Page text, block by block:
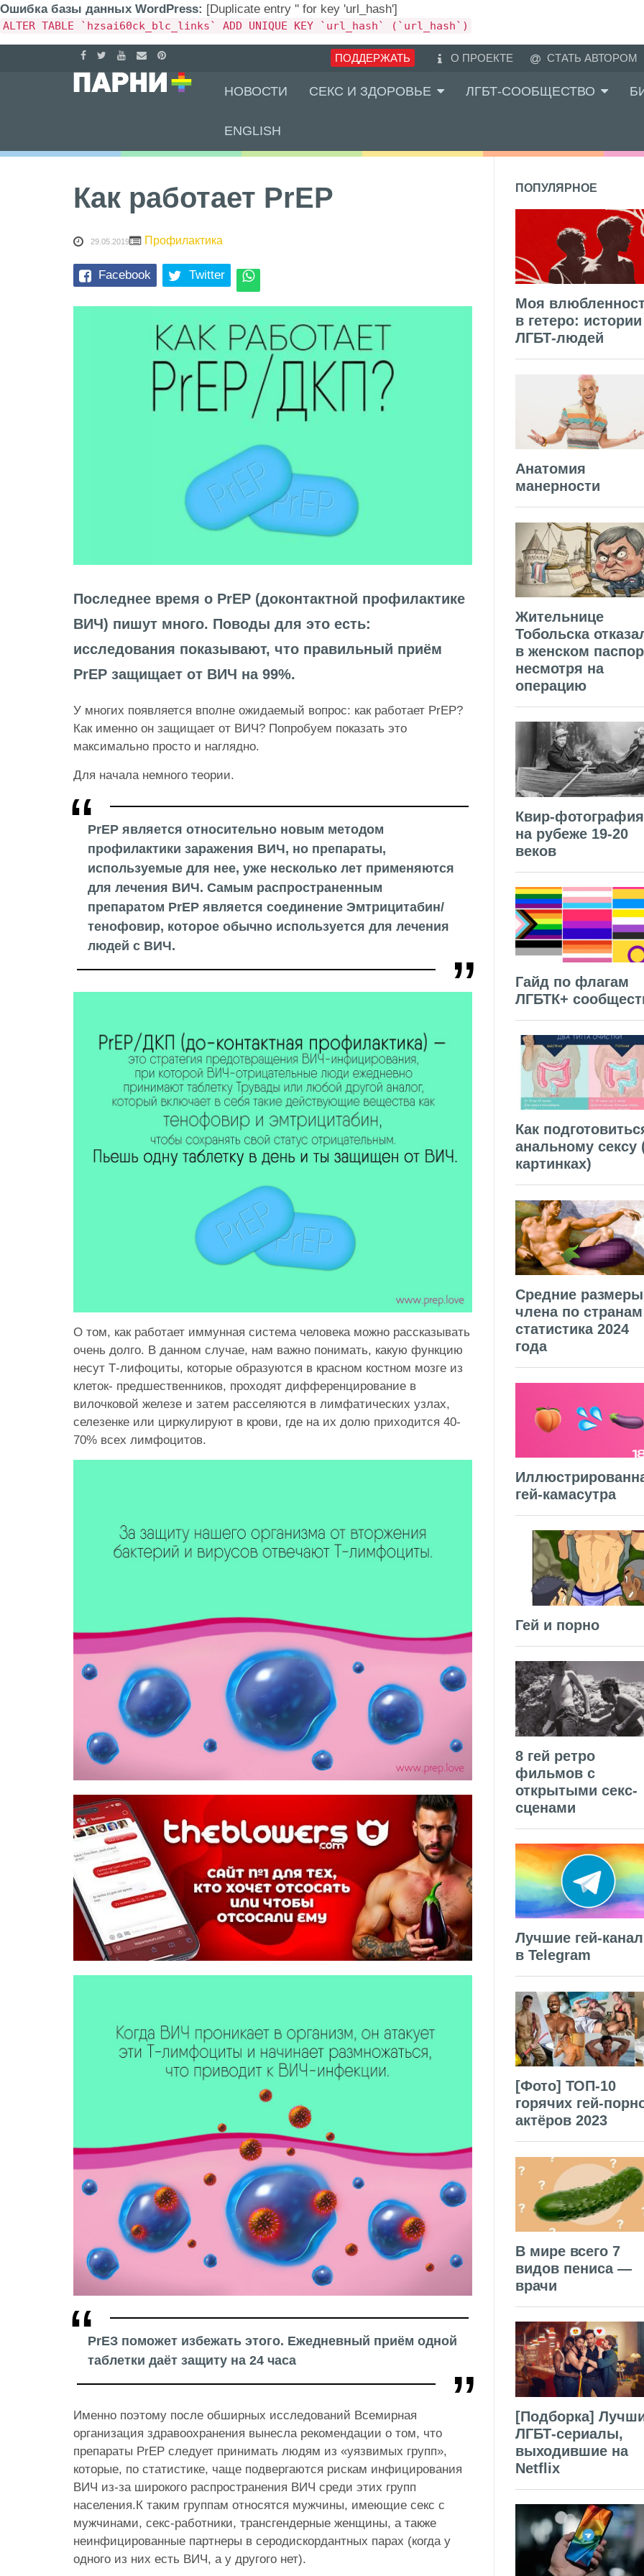
Ошибка базы данных WordPress: [Duplicate entry '' for key 'url_hash']
ALTER TABLE `hzsai60ck_blc_links` ADD UNIQUE KEY `url_hash` (`url_hash`)
ПОДДЕРЖАТЬ О ПРОЕКТЕ СТАТЬ АВТОРОМ
НОВОСТИ СЕКС И ЗДОРОВЬЕ ЛГБТ-СООБЩЕСТВО
ENGLISH
Как работает PrEP
29.05.2019 Профилактика
Facebook Twitter
Последнее время о PrEP (доконтактной профилактике
ВИЧ) пишут много. Поводы для это есть:
исследования показывают, что правильный приём
PrEP защищает от ВИЧ на 99%.
У многих появляется вполне ожидаемый вопрос: как работает PrEP?
Как именно он защищает от ВИЧ? Попробуем показать это
максимально просто и наглядно.
Для начала немного теории.
PrEP является относительно новым методом
профилактики заражения ВИЧ, но препараты,
используемые для нее, уже несколько лет применяются
для лечения ВИЧ. Самым распространенным
препаратом PrEP является соединение Эмтрицитабин/
тенофовир, которое обычно используется для лечения
людей с ВИЧ.
О том, как работает иммунная система человека можно рассказывать
очень долго. В данном случае, нам важно понимать, какую функцию
несут Т-лифоциты, которые образуются в красном костном мозге из
клеток- предшественников, проходят дифференцирование в
вилочковой железе и затем расселяются в лимфатических узлах,
селезенке или циркулируют в крови, где на их долю приходится 40-
70% всех лимфоцитов.
PrEЗ поможет избежать этого. Ежедневный приём одной
таблетки даёт защиту на 24 часа
Именно поэтому после обширных исследований Всемирная
организация здравоохранения вынесла рекомендации о том, что
препараты PrEP следует принимать людям из «уязвимых групп»,
которые, по статистике, чаще подвергаются рискам инфицирования
ВИЧ из-за широкого распространения ВИЧ среди этих групп
населения.К таким группам относятся мужчины, имеющие секс с
мужчинами, секс-работники, трансгендерные женщины, а также
неинфицированные партнеры в серодискордантных парах (когда у
одного из них есть ВИЧ, а у другого нет).
ПОПУЛЯРНОЕ
Моя
в гетеро: истории
ЛГБТ-людей
Анатомия
манерности
Жительнице
Тобольска
в женском
несмотря на
операцию
Квир-фотография
на рубеже 19-20
веков
Гайд по флагам
ЛГБТК+
Как
анальному сексу
картинках)
Средние размеры
члена по
статистика 2024
года
гей-камасутра
Гей и порно
8 гей ретро
фильмов с
открытыми секс-
сценами
Лучшие гей-
в Telegram
[Фото] ТОП-10
горячих гей-
актёров 2023
В мире всего 7
видов пениса —
врачи
[Подборка]
ЛГБТ-сериалы,
выходившие на
Netflix